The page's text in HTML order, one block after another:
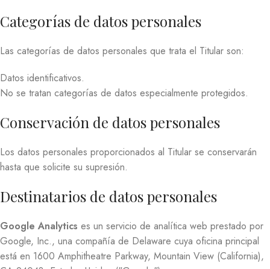
Categorías de datos personales
Las categorías de datos personales que trata el Titular son:
Datos identificativos.
No se tratan categorías de datos especialmente protegidos.
Conservación de datos personales
Los datos personales proporcionados al Titular se conservarán
hasta que solicite su supresión.
Destinatarios de datos personales
Google Analytics es un servicio de analítica web prestado por
Google, Inc., una compañía de Delaware cuya oficina principal
está en 1600 Amphitheatre Parkway, Mountain View (California),